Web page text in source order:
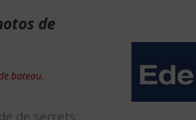
de
bateau,
de secrets